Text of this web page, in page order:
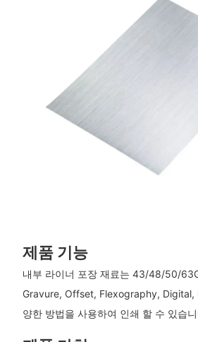
제품 기능
내부 라이너 포장 재료는 43/48/50/
Gravure, Offset, Flexography, Digital,
양한 방법을 사용하여 인쇄 할 수 있습